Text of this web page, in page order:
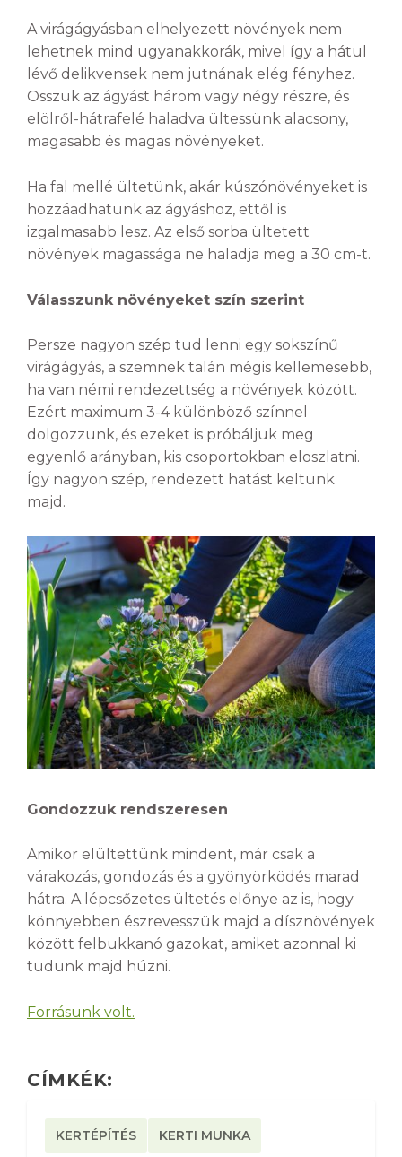
A virágágyásban elhelyezett növények nem
lehetnek mind ugyanakkorák, mivel így a hátul
lévő delikvensek nem jutnának elég fényhez.
Osszuk az ágyást három vagy négy részre, és
elölről-hátrafelé haladva ültessünk alacsony,
magasabb és magas növényeket.
Ha fal mellé ültetünk, akár kúszónövényeket is
hozzáadhatunk az ágyáshoz, ettől is
izgalmasabb lesz. Az első sorba ültetett
növények magassága ne haladja meg a 30 cm-t.
Válasszunk növényeket szín szerint
Persze nagyon szép tud lenni egy sokszínű
virágágyás, a szemnek talán mégis kellemesebb,
ha van némi rendezettség a növények között.
Ezért maximum 3-4 különböző színnel
dolgozzunk, és ezeket is próbáljuk meg
egyenlő arányban, kis csoportokban eloszlatni.
Így nagyon szép, rendezett hatást keltünk
majd.
Gondozzuk rendszeresen
Amikor elültettünk mindent, már csak a
várakozás, gondozás és a gyönyörködés marad
hátra. A lépcsőzetes ültetés előnye az is, hogy
könnyebben észrevesszük majd a dísznövények
között felbukkanó gazokat, amiket azonnal ki
tudunk majd húzni.
Forrásunk volt.
CÍMKÉK:
KERTÉPÍTÉS KERTI MUNKA